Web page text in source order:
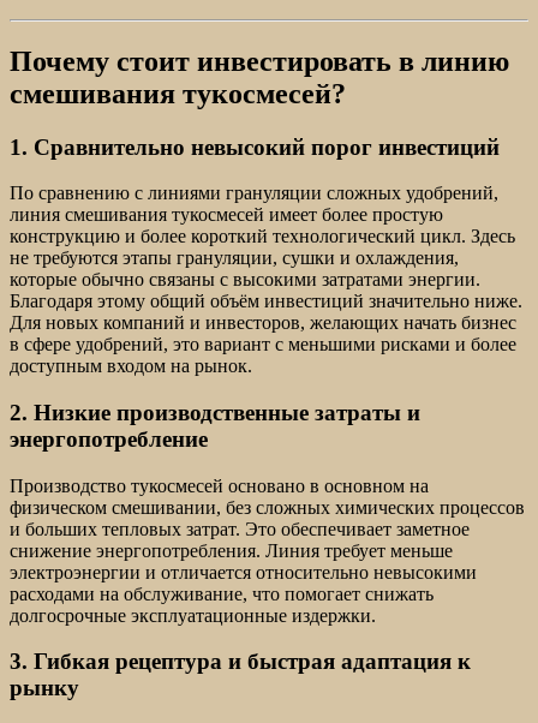
Почему стоит инвестировать в линию
смешивания тукосмесей?
1. Сравнительно невысокий порог инвестиций
По сравнению с линиями грануляции сложных удобрений,
линия смешивания тукосмесей имеет более простую
конструкцию и более короткий технологический цикл. Здесь
не требуются этапы грануляции, сушки и охлаждения,
которые обычно связаны с высокими затратами энергии.
Благодаря этому общий объём инвестиций значительно ниже.
Для новых компаний и инвесторов, желающих начать бизнес
в сфере удобрений, это вариант с меньшими рисками и более
доступным входом на рынок.
2. Низкие производственные затраты и
энергопотребление
Производство тукосмесей основано в основном на
физическом смешивании, без сложных химических процессов
и больших тепловых затрат. Это обеспечивает заметное
снижение энергопотребления. Линия требует меньше
электроэнергии и отличается относительно невысокими
расходами на обслуживание, что помогает снижать
долгосрочные эксплуатационные издержки.
3. Гибкая рецептура и быстрая адаптация к
рынку